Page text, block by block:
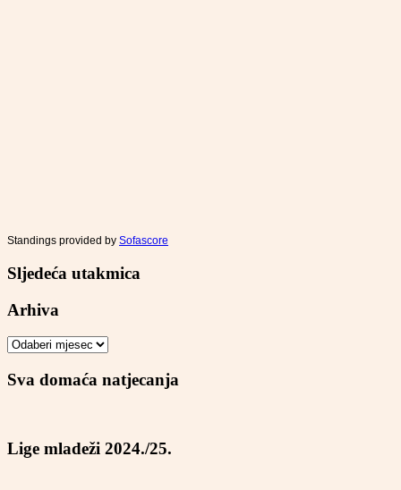
Standings provided by Sofascore
Sljedeća utakmica
Arhiva
Arhiva
Sva domaća natjecanja
Lige mladeži 2024./25.